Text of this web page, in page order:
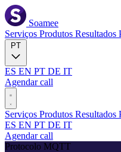
Soamee
Serviços Produtos Resultados
ES EN PT DE IT
Agendar call
Serviços Produtos Resultados
ES EN PT DE IT
Agendar call
Protocolo MQTT